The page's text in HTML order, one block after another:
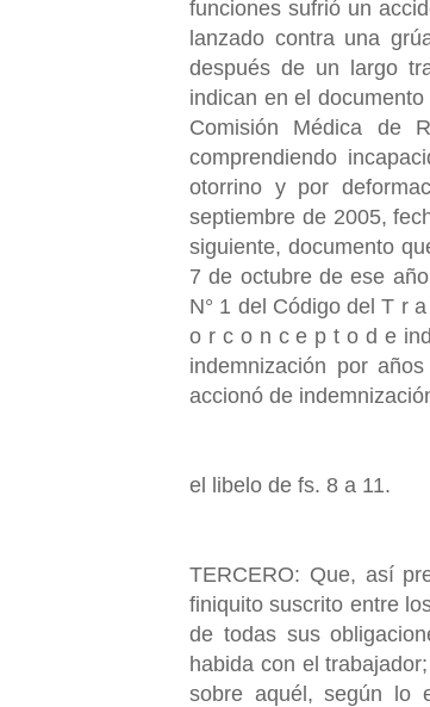
funciones sufrió un
lanzado contra una
después de un largo
indican en el
Comisión Médica de
comprendiendo
otorrino y por
septiembre de 2005,
siguiente, documento
7 de octubre de ese
N° 1 del Código del T r
o r c o n c e p t o d e
indemnización por
accionó de
el libelo de fs. 8 a 11.
TERCERO: Que, así
finiquito suscrito entre
de todas sus
habida con el
sobre aquél, según lo